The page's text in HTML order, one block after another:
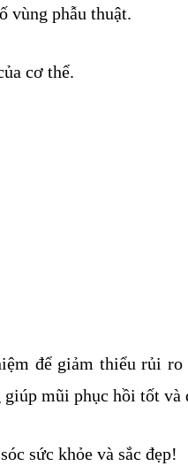
vùng phẫu thuật.
cơ thể.
để giảm thiểu rủi ro
mũi phục hồi tốt và
sức khỏe và sắc đẹp!